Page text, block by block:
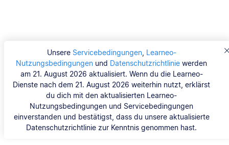
Unsere Servicebedingungen, Learneo-
Nutzungsbedingungen und Datenschutzrichtlinie werden
am 21. August 2026 aktualisiert. Wenn du die Learneo-
Dienste nach dem 21. August 2026 weiterhin nutzt, erklärst
du dich mit den aktualisierten Learneo-
Nutzungsbedingungen und Servicebedingungen
einverstanden und bestätigst, dass du unsere aktualisierte
Datenschutzrichtlinie zur Kenntnis genommen hast.